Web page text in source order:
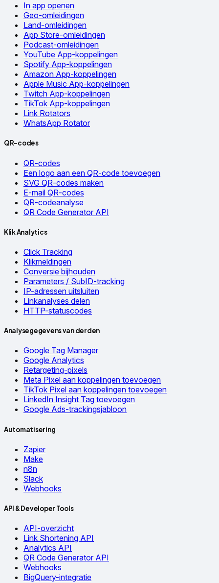
In app openen
Geo-omleidingen
Land-omleidingen
App Store-omleidingen
Podcast-omleidingen
YouTube App-koppelingen
Spotify App-koppelingen
Amazon App-koppelingen
Apple Music App-koppelingen
Twitch App-koppelingen
TikTok App-koppelingen
Link Rotators
WhatsApp Rotator
QR-codes
QR-codes
Een logo aan een QR-code toevoegen
SVG QR-codes maken
E-mail QR-codes
QR-codeanalyse
QR Code Generator API
Klik Analytics
Click Tracking
Klikmeldingen
Conversie bijhouden
Parameters / SubID-tracking
IP-adressen uitsluiten
Linkanalyses delen
HTTP-statuscodes
Analysegegevens van derden
Google Tag Manager
Google Analytics
Retargeting-pixels
Meta Pixel aan koppelingen toevoegen
TikTok Pixel aan koppelingen toevoegen
LinkedIn Insight Tag toevoegen
Google Ads-trackingsjabloon
Automatisering
Zapier
Make
n8n
Slack
Webhooks
API & Developer Tools
API-overzicht
Link Shortening API
Analytics API
QR Code Generator API
Webhooks
BigQuery-integratie